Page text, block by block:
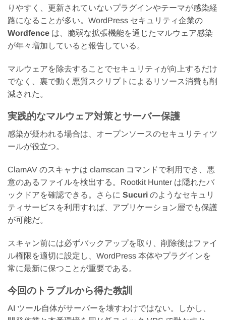
りやすく、更新されていないプラグインやテーマが感染経
路になることが多い。WordPress セキュリティ企業の
Wordfence は、脆弱な拡張機能を通じたマルウェア感染
が年々増加していると報告している。
マルウェアを除去することでセキュリティが向上するだけ
でなく、裏で動く悪質スクリプトによるリソース消費も削
減された。
実践的なマルウェア対策とサーバー保護
感染が疑われる場合は、オープンソースのセキュリティツ
ールが役立つ。
ClamAV のスキャナは clamscan コマンドで利用でき、悪
意のあるファイルを検出する。Rootkit Hunter は隠れたバ
ックドアを確認できる。さらに Sucuri のようなセキュリ
ティサービスを利用すれば、アプリケーション層でも保護
が可能だ。
スキャン前には必ずバックアップを取り、削除後はファイ
ル権限を適切に設定し、WordPress 本体やプラグインを
常に最新に保つことが重要である。
今回のトラブルから得た教訓
AI ツール自体がサーバーを壊すわけではない。しかし、